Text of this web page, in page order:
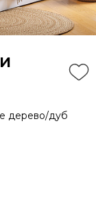
дерево/дуб